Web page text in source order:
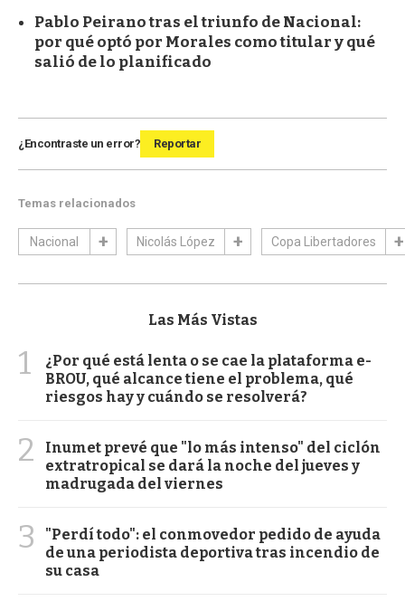
Pablo Peirano tras el triunfo de Nacional:
por qué optó por Morales como titular y qué
salió de lo planificado
¿Encontraste un error? Reportar
Temas relacionados
Nacional Nicolás López Copa Libertadores
Las Más Vistas
1
¿Por qué está lenta o se cae la plataforma e-
BROU, qué alcance tiene el problema, qué
riesgos hay y cuándo se resolverá?
2
Inumet prevé que "lo más intenso" del ciclón
extratropical se dará la noche del jueves y
madrugada del viernes
3
"Perdí todo": el conmovedor pedido de ayuda
de una periodista deportiva tras incendio de
su casa